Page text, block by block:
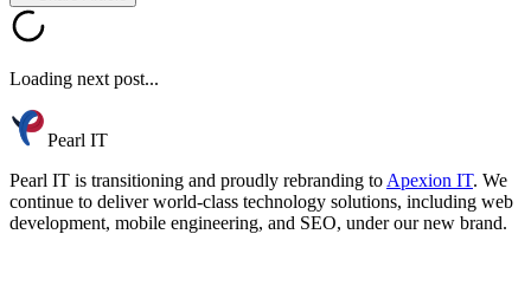
Loading next post...
Pearl IT
Pearl IT is transitioning and proudly rebranding to Apexion IT. We
continue to deliver world-class technology solutions, including web
development, mobile engineering, and SEO, under our new brand.